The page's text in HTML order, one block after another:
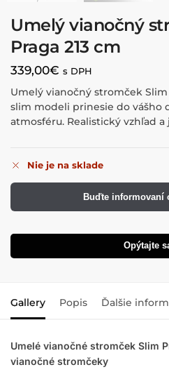
Umelý vianočný
Praga 213 cm
339,00€ s DPH
Umelý vianočný stromček Slim
slim modeli prinesie do vášho
atmosféru. Realistický vzhľad
Nie je na sklade
Buďte informovaní
Opýtajte
Gallery Popis Ďalšie
Umelé vianočné stromček Slim
vianočné stromčeky